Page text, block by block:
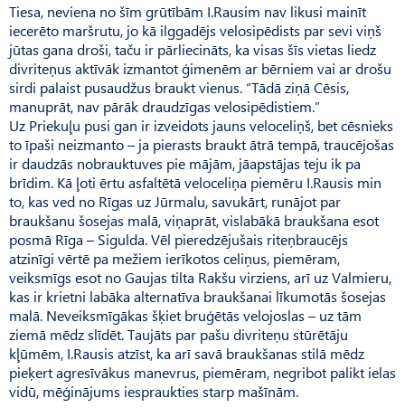
Tiesa, neviena no šīm grūtībām I.Rausim nav likusi mainīt
iecerēto maršrutu, jo kā ilggadējs velosipēdists par sevi viņš
jūtas gana droši, taču ir pārliecināts, ka visas šīs vietas liedz
divriteņus aktīvāk izmantot ģimenēm ar bērniem vai ar drošu
sirdi palaist pusaudžus braukt vienus. “Tādā ziņā Cēsis,
manuprāt, nav pārāk draudzīgas velosipēdistiem.”
Uz Priekuļu pusi gan ir izveidots jauns veloceliņš, bet cēsnieks
to īpaši neizmanto – ja pierasts braukt ātrā tempā, traucējošas
ir daudzās nobrauktuves pie mājām, jāapstājas teju ik pa
brīdim. Kā ļoti ērtu asfaltētā veloceliņa piemēru I.Rausis min
to, kas ved no Rīgas uz Jūrmalu, savukārt, runājot par
braukšanu šosejas malā, viņaprāt, vislabākā braukšana esot
posmā Rīga – Sigulda. Vēl pieredzējušais riteņbraucējs
atzinīgi vērtē pa mežiem ierīkotos celiņus, piemēram,
veiksmīgs esot no Gaujas tilta Rakšu virziens, arī uz Valmieru,
kas ir krietni labāka alternatīva braukšanai līkumotās šosejas
malā. Neveiksmīgākas šķiet bruģētās velojoslas – uz tām
ziemā mēdz slīdēt. Taujāts par pašu divriteņu stūrētāju
kļūmēm, I.Rausis atzīst, ka arī savā braukšanas stilā mēdz
pieķert agresīvākus manevrus, piemēram, negribot palikt ielas
vidū, mēģinājums iespraukties starp mašīnām.